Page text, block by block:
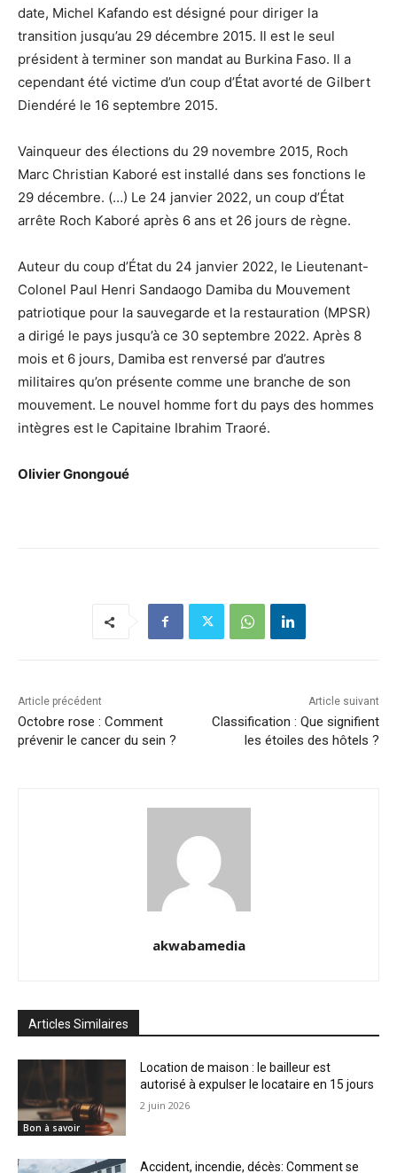
date, Michel Kafando est désigné pour diriger la
transition jusqu’au 29 décembre 2015. Il est le seul
président à terminer son mandat au Burkina Faso. Il a
cependant été victime d’un coup d’État avorté de Gilbert
Diendéré le 16 septembre 2015.
Vainqueur des élections du 29 novembre 2015, Roch
Marc Christian Kaboré est installé dans ses fonctions le
29 décembre. (…) Le 24 janvier 2022, un coup d’État
arrête Roch Kaboré après 6 ans et 26 jours de règne.
Auteur du coup d’État du 24 janvier 2022, le Lieutenant-
Colonel Paul Henri Sandaogo Damiba du Mouvement
patriotique pour la sauvegarde et la restauration (MPSR)
a dirigé le pays jusqu’à ce 30 septembre 2022. Après 8
mois et 6 jours, Damiba est renversé par d’autres
militaires qu’on présente comme une branche de son
mouvement. Le nouvel homme fort du pays des hommes
intègres est le Capitaine Ibrahim Traoré.
Olivier Gnongoué
Article précédent
Octobre rose : Comment
prévenir le cancer du sein ?
Article suivant
Classification : Que signifient
les étoiles des hôtels ?
akwabamedia
Articles Similaires
Bon à savoir
Location de maison : le bailleur est
autorisé à expulser le locataire en 15 jours
2 juin 2026
Accident, incendie, décès: Comment se